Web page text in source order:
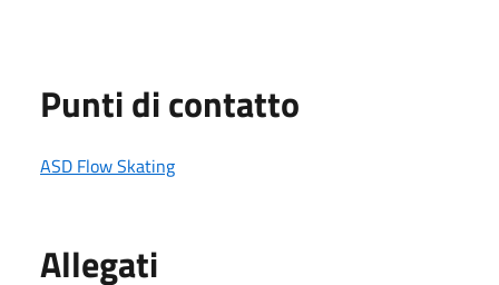
Punti di contatto
ASD Flow Skating
Allegati